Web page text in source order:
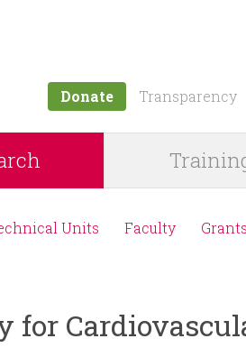
Donate Transparency
Units Faculty Grants
for